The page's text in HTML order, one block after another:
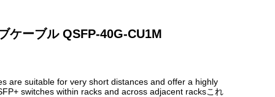
ケーブル QSFP-40G-CU1M
are suitable for very short distances and offer a highly
switches within racks and across adjacent racksこれ